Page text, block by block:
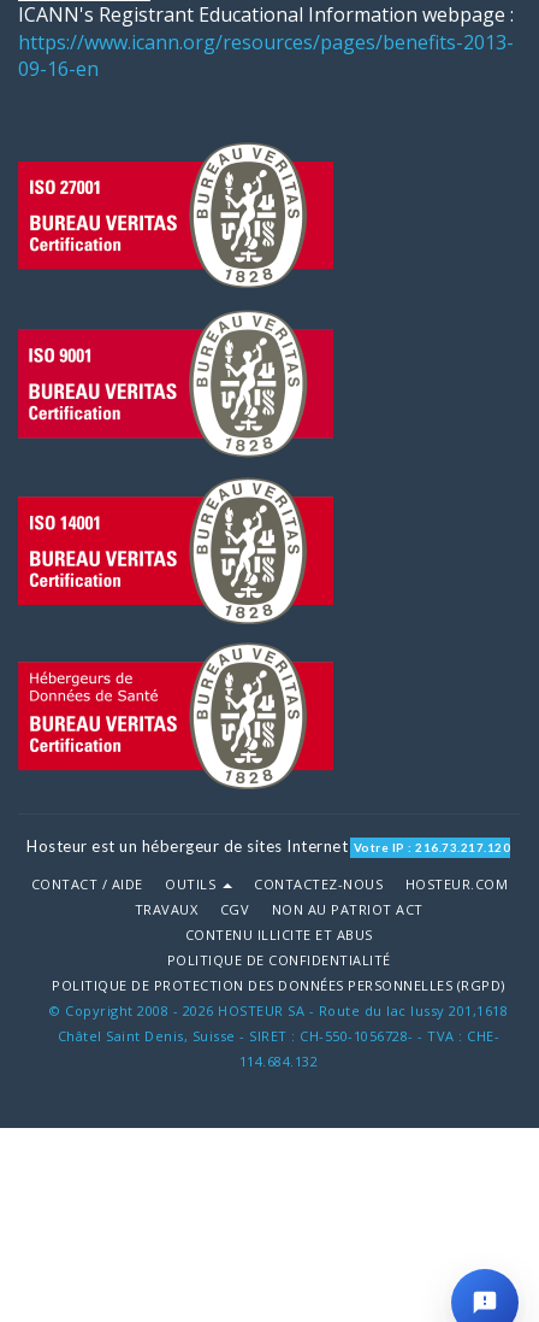
ICANN's Registrant Educational Information webpage :
https://www.icann.org/resources/pages/benefits-2013-
09-16-en
Hosteur est un hébergeur de sites Internet Votre IP : 216.73.217.120
CONTACT / AIDE OUTILS CONTACTEZ-NOUS
HOSTEUR.COM
TRAVAUX
CGV
NON AU PATRIOT ACT
CONTENU ILLICITE ET ABUS
POLITIQUE DE CONFIDENTIALITÉ
POLITIQUE DE PROTECTION DES DONNÉES PERSONNELLES (RGPD)
© Copyright 2008 - 2026 HOSTEUR SA - Route du lac lussy 201,1618
Châtel Saint Denis, Suisse - SIRET : CH-550-1056728- - TVA : CHE-
114.684.132